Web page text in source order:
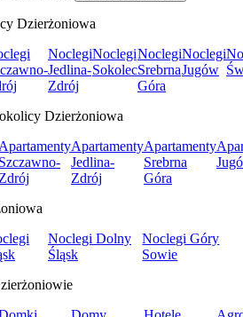
Dzierżoniowa
Noclegi
Jedlina-
Zdrój
Noclegi
Sokolec
Noclegi
Srebrna
Góra
Noclegi
Jugów
Dzierżoniowa
Apartamenty
Szczawno-
Zdrój
Apartamenty
Jedlina-
Zdrój
Apartamenty
Srebrna
Góra
Noclegi Dolny
Śląsk
Noclegi Góry
Sowie